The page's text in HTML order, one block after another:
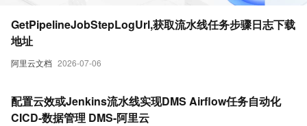
阿里云文档 2026-07-06
GetPipelineJobStepLogUrl,获取流水线任务步骤日志下载
地址
配置云效或Jenkins流水线实现DMS Airflow任务自动化
CICD-数据管理 DMS-阿里云